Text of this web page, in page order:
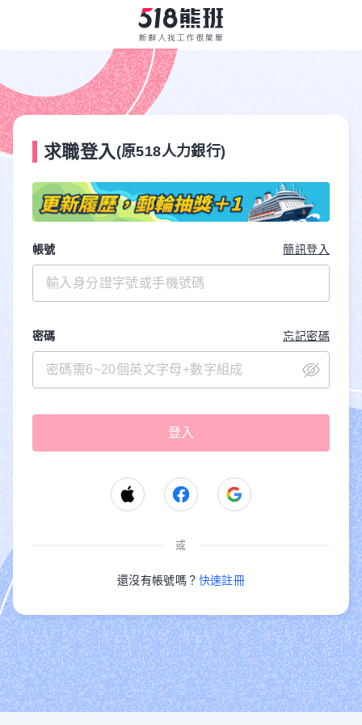
求職登入 (原518人力銀行)
帳號 簡訊登入
密碼 忘記密碼
或
還沒有帳號嗎？ 快速註冊